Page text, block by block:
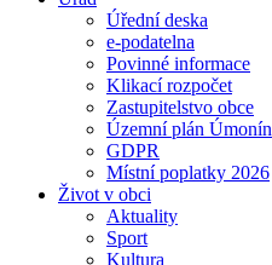
Úřední deska
e-podatelna
Povinné informace
Klikací rozpočet
Zastupitelstvo obce
Územní plán Úmonín
GDPR
Místní poplatky 2026
Život v obci
Aktuality
Sport
Kultura